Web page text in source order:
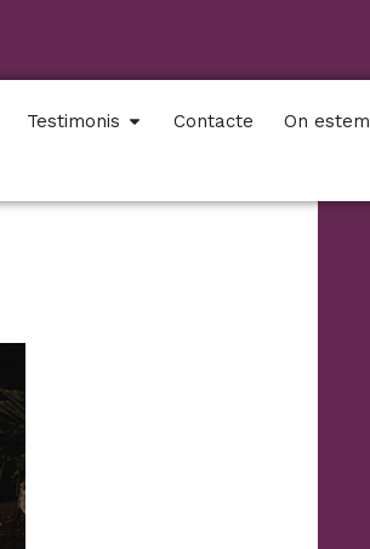
Testimonis Contacte On estem